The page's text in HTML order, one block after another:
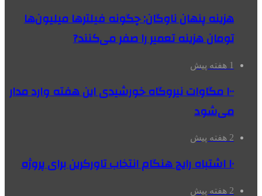
هزینه پنهان ناوگان: چگونه فیلترها میلیون‌ها
تومان هزینه تعمیر را صفر می‌کنند?
1 هفته پیش
۱۰۰ مگاوات نیروگاه‌ خورشیدی این هفته وارد مدار
می‌شود
2 هفته پیش
۱۰ اشتباه رایج هنگام انتخاب تاورکرین برای پروژه
2 هفته پیش